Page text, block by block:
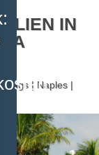
IN
| Naples |